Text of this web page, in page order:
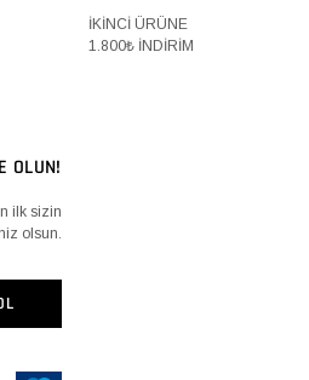
İKİNCİ ÜRÜNE
1.800₺ İNDİRİM
OLUN!
ilk sizin
olsun.